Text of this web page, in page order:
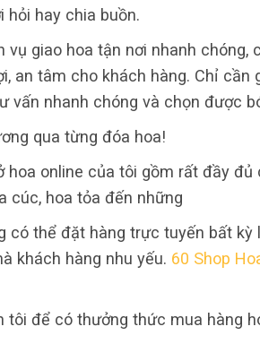
hỏi hay chia buồn.
giao hoa tận nơi nhanh chóng,
an tâm cho khách hàng. Chỉ cần
vấn nhanh chóng và chọn được
qua từng đóa hoa!
hoa online của tôi gồm rất đầy
cúc, hoa tỏa đến những
có thể đặt hàng trực tuyến bất kỳ
khách hàng nhu yếu. 60 Shop
tôi để có thưởng thức mua hàng